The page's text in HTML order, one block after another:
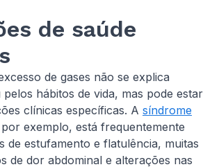
de saúde
de gases não se explica
hábitos de vida, mas pode estar
clínicas específicas. A síndrome
exemplo, está frequentemente
de estufamento e flatulência, muitas
de dor abdominal e alterações nas